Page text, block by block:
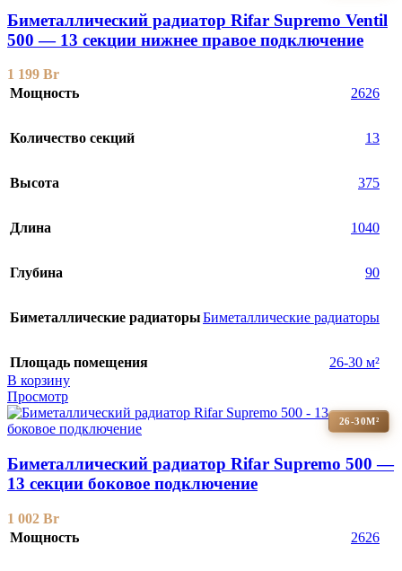
Биметаллический радиатор Rifar Supremo Ventil
500 — 13 секции нижнее правое подключение
1 199 Br
Мощность
2626
Количество секций 13
Высота 375
Длина 1040
Глубина 90
Биметаллические радиаторыБиметаллические радиаторы
Площадь помещения
26-30 м²
В корзину
Просмотр
26-30М²
Биметаллический радиатор Rifar Supremo 500 —
13 секции боковое подключение
1 002 Br
Мощность
2626